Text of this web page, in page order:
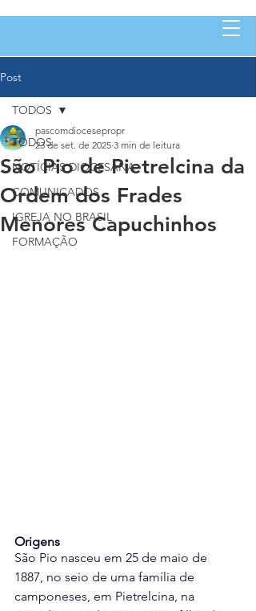
Post
TODOS
NOTÍCIAS DIOCESANA
COMUNICADOS
IGREJA NO BRASIL
FORMAÇÃO
TODOS
São Pio de Pietrelcina da
Ordem dos Frades
Menores Capuchinhos
pascomdiocesepropr
23 de set. de 2025 3 min de leitura
Origens
São Pio nasceu em 25 de maio de
1887, no seio de uma família de
camponeses, em Pietrelcina, na